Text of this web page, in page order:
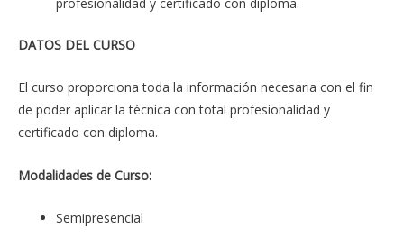
DATOS DEL CURSO
El curso proporciona toda la información necesaria con el fin
de poder aplicar la técnica con total profesionalidad y
certificado con diploma.
Modalidades de Curso:
Semipresencial